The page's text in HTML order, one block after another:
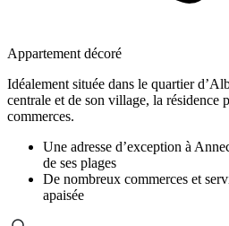
Appartement décoré
Idéalement située dans le quartier
centrale et de son village, la résidence
commerces.
Une adresse d’exception à
de ses plages
De nombreux commerces et
apaisée